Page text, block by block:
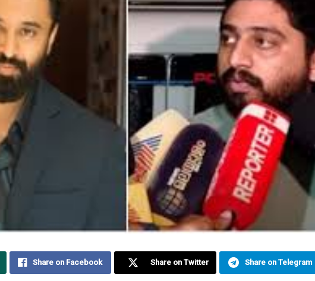
Share on Facebook Share on Twitter Share on Telegram